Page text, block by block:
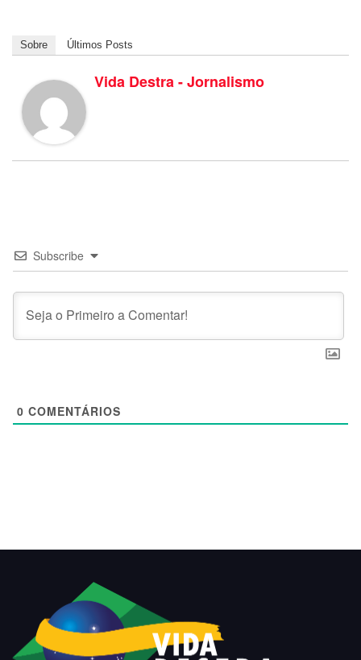
Sobre Últimos Posts
Vida Destra - Jornalismo
Subscribe
0 COMENTÁRIOS